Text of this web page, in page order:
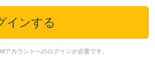
インする
アカウントへのログインが必要です。